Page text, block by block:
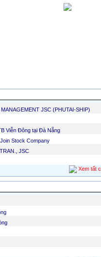
JSC (PHUTAI-SHIP)
Viễn Đông tại Đà Nẵng
Stock Company
JSC
Xem tất